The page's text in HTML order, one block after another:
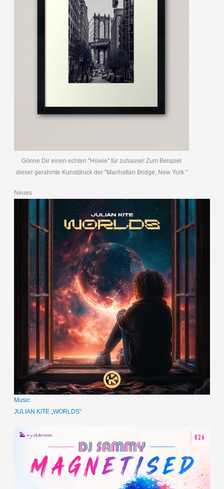
Gönne Dir einen echten "Howie" für zuhause! Zum Beispiel
dieser gerahmte Kunstdruck der "Manhattan Bridge, New York "
Neues
Music
JULIAN KITE „WORLDS“